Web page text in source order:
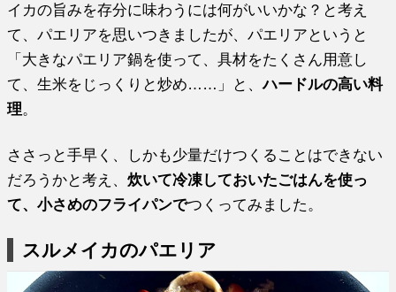
イカの旨みを存分に味わうには何がいいかな？と考え
て、パエリアを思いつきましたが、パエリアというと
「大きなパエリア鍋を使って、具材をたくさん用意し
て、生米をじっくりと炒め……」と、ハードルの高い料
理。
ささっと手早く、しかも少量だけつくることはできない
だろうかと考え、炊いて冷凍しておいたごはんを使っ
て、小さめのフライパンでつくってみました。
スルメイカのパエリア